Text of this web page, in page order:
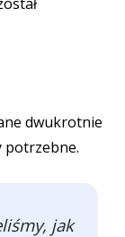
dwukrotnie
potrzebne.
jak